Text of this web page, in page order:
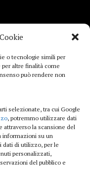
o tecnologie simili per
altre finalità come
può rendere non
selezionate, tra cui Google
, potremmo utilizzare dati
attraverso la scansione del
informazioni su un
dati di utilizzo, per le
personalizzati,
del pubblico e